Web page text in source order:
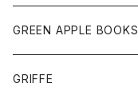
タンクトップ
ショートパンツ
スカート
レディース
スカート
手袋
トップス
Tシャツ
GREEN APPLE BOOKS
GRIFFE